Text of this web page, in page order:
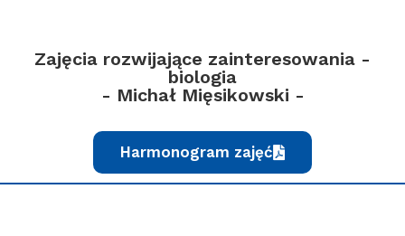
Zajęcia rozwijające zainteresowania -
biologia
- Michał Mięsikowski -
Harmonogram zajęć